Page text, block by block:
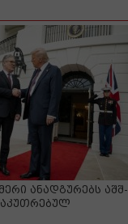
ანადგურებს აშშ-